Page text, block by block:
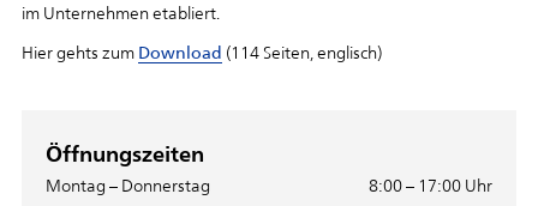
im Unternehmen etabliert.
Hier gehts zum Download (114 Seiten, englisch)
Öffnungszeiten
Montag – Donnerstag
8:00 – 17:00 Uhr